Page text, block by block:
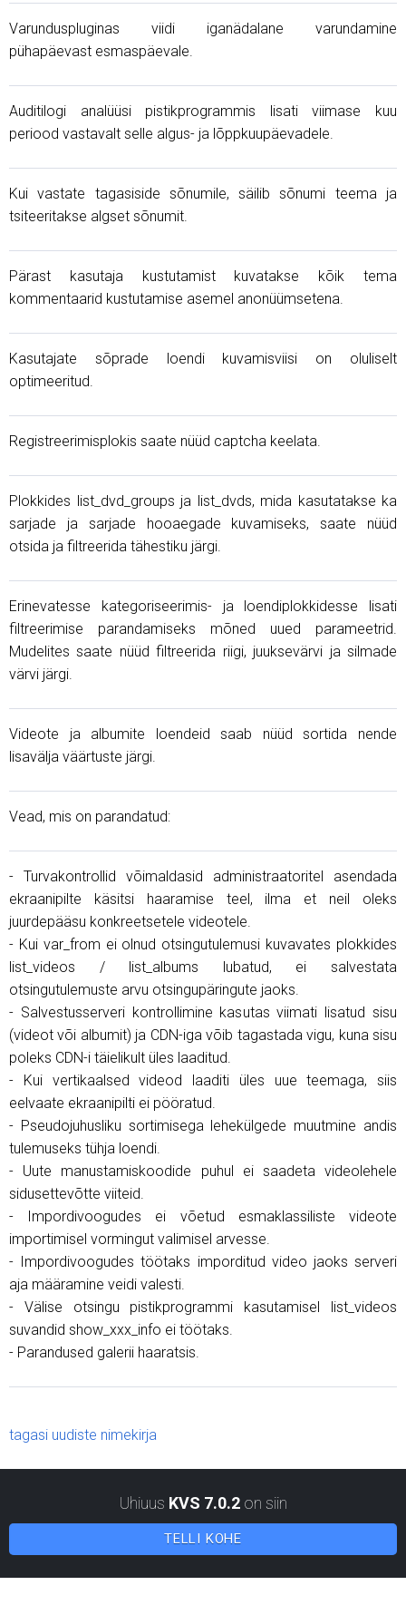
Varunduspluginas viidi iganädalane varundamine
pühapäevast esmaspäevale.
Auditilogi analüüsi pistikprogrammis lisati viimase kuu
periood vastavalt selle algus- ja lõppkuupäevadele.
Kui vastate tagasiside sõnumile, säilib sõnumi teema ja
tsiteeritakse algset sõnumit.
Pärast kasutaja kustutamist kuvatakse kõik tema
kommentaarid kustutamise asemel anonüümsetena.
Kasutajate sõprade loendi kuvamisviisi on oluliselt
optimeeritud.
Registreerimisplokis saate nüüd captcha keelata.
Plokkides list_dvd_groups ja list_dvds, mida kasutatakse ka
sarjade ja sarjade hooaegade kuvamiseks, saate nüüd
otsida ja filtreerida tähestiku järgi.
Erinevatesse kategoriseerimis- ja loendiplokkidesse lisati
filtreerimise parandamiseks mõned uued parameetrid.
Mudelites saate nüüd filtreerida riigi, juuksevärvi ja silmade
värvi järgi.
Videote ja albumite loendeid saab nüüd sortida nende
lisavälja väärtuste järgi.
Vead, mis on parandatud:
- Turvakontrollid võimaldasid administraatoritel asendada
ekraanipilte käsitsi haaramise teel, ilma et neil oleks
juurdepääsu konkreetsetele videotele.
- Kui var_from ei olnud otsingutulemusi kuvavates plokkides
list_videos / list_albums lubatud, ei salvestata
otsingutulemuste arvu otsingupäringute jaoks.
- Salvestusserveri kontrollimine kasutas viimati lisatud sisu
(videot või albumit) ja CDN-iga võib tagastada vigu, kuna sisu
poleks CDN-i täielikult üles laaditud.
- Kui vertikaalsed videod laaditi üles uue teemaga, siis
eelvaate ekraanipilti ei pööratud.
- Pseudojuhusliku sortimisega lehekülgede muutmine andis
tulemuseks tühja loendi.
- Uute manustamiskoodide puhul ei saadeta videolehele
sidusettevõtte viiteid.
- Impordivoogudes ei võetud esmaklassiliste videote
importimisel vormingut valimisel arvesse.
- Impordivoogudes töötaks imporditud video jaoks serveri
aja määramine veidi valesti.
- Välise otsingu pistikprogrammi kasutamisel list_videos
suvandid show_xxx_info ei töötaks.
- Parandused galerii haaratsis.
tagasi uudiste nimekirja
Uhiuus KVS 7.0.2on siin
TELLI KOHE